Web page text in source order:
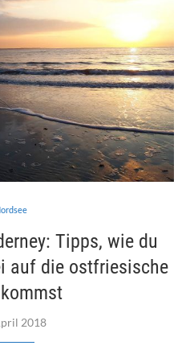
Tipps, wie du
auf die ostfriesische
2018